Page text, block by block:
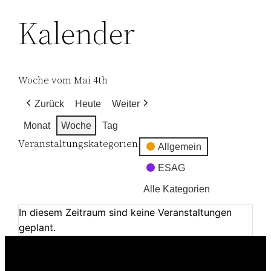
Kalender
Woche vom Mai 4th
Zurück Heute Weiter
Monat Woche Tag
Veranstaltungskategorien Allgemein
ESAG
Alle Kategorien
In diesem Zeitraum sind keine Veranstaltungen
geplant.